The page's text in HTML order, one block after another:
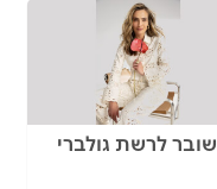
שובר לרשת גולברי